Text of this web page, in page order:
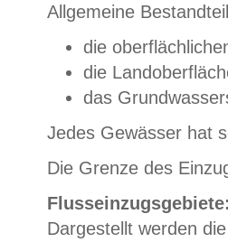
Allgemeine
die
die
das
Jedes Gewässer hat
Die Grenze des
Dargestellt werden